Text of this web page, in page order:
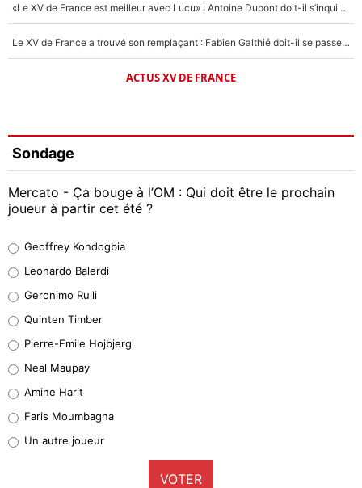
«Le XV de France est meilleur avec Lucu» : Antoine Dupont doit-il s’inquiéter pour sa place ?
Le XV de France a trouvé son remplaçant : Fabien Galthié doit-il se passer d'Antoine Dupont ?
ACTUS XV DE FRANCE
Sondage
Mercato - Ça bouge à l’OM : Qui doit être le prochain
joueur à partir cet été ?
38%
32%
5%
1%
9%
Geoffrey Kondogbia
Leonardo Balerdi
Geronimo Rulli
Quinten Timber
Pierre-Emile Hojbjerg
Neal Maupay
Amine Harit
Faris Moumbagna
Un autre joueur
VOTER